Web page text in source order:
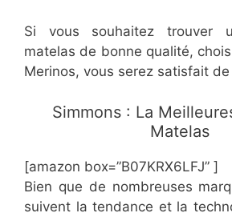
Si vous souhaitez trouver
matelas de bonne qualité,
Merinos, vous serez satisfait
​Simmons : La
Matelas
[amazon box=”B07KRX6LFJ” ]
Bien que de nombreuses
suivent la tendance et la